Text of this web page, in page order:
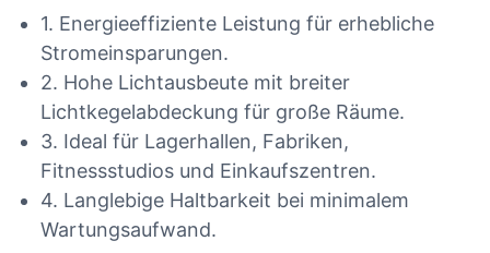
1. Energieeffiziente Leistung für erhebliche
Stromeinsparungen.
2. Hohe Lichtausbeute mit breiter
Lichtkegelabdeckung für große Räume.
3. Ideal für Lagerhallen, Fabriken,
Fitnessstudios und Einkaufszentren.
4. Langlebige Haltbarkeit bei minimalem
Wartungsaufwand.